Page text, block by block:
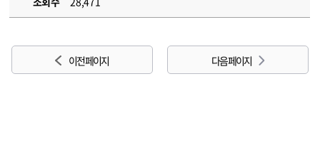
이전 페이지 다음 페이지